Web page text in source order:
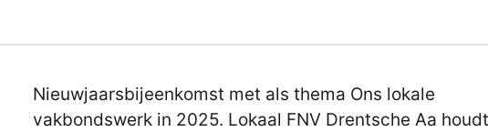
Nieuwjaarsbijeenkomst met als thema Ons lokale
vakbondswerk in 2025. Lokaal FNV Drentsche Aa